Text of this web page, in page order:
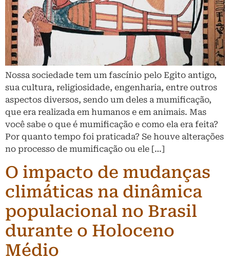
Nossa sociedade tem um fascínio pelo Egito antigo,
sua cultura, religiosidade, engenharia, entre outros
aspectos diversos, sendo um deles a mumificação,
que era realizada em humanos e em animais. Mas
você sabe o que é mumificação e como ela era feita?
Por quanto tempo foi praticada? Se houve alterações
no processo de mumificação ou ele […]
O impacto de mudanças
climáticas na dinâmica
populacional no Brasil
durante o Holoceno
Médio